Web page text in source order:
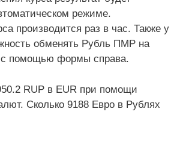
режиме.
производится раз в час. Также у
обменять Рубль ПМР на
помощью формы справа.
RUP в EUR при помощи
Сколько 9188 Евро в Рублях